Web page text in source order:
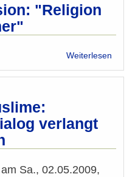
"Religion
Weiterlesen
verlangt
am Sa., 02.05.2009,